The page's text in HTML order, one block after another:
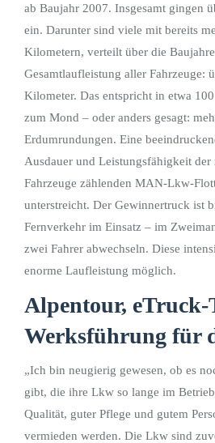
ab Baujahr 2007. Insgesamt gingen
ein. Darunter sind viele mit bereits
Kilometern, verteilt über die
Gesamtlaufleistung aller Fahrzeuge:
Kilometer. Das entspricht in etwa
zum Mond – oder anders gesagt:
Erdumrundungen. Eine
Ausdauer und Leistungsfähigkeit der
Fahrzeuge zählenden MAN-Lkw-
unterstreicht. Der Gewinnertruck ist
Fernverkehr im Einsatz – im
zwei Fahrer abwechseln. Diese
enorme Laufleistung möglich.
Alpentour,
Werksführung für
„Ich bin neugierig gewesen, ob es
gibt, die ihre Lkw so lange im
Qualität, guter Pflege und gutem
vermieden werden. Die Lkw sind